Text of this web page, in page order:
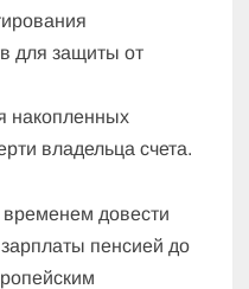
для защиты от
накопленных
владельца счета.
временем довести
пенсией до